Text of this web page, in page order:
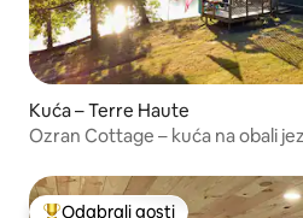
Kuća – Terre Haute
Ozran Cottage – kuća na obali
Odabrali gosti